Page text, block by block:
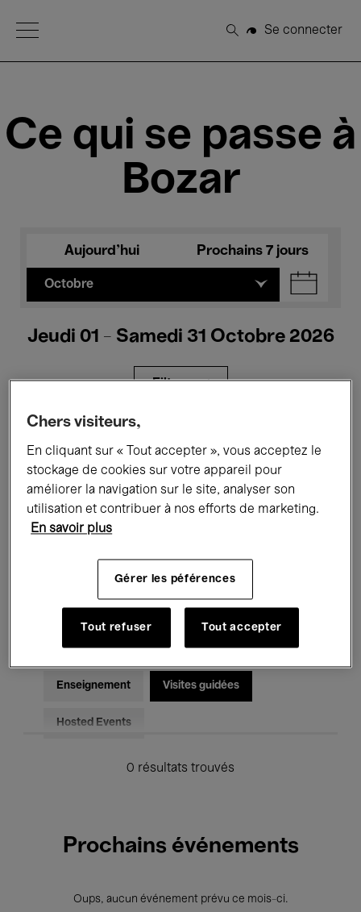
Open Menu
Rechercher
Se connecter
Ce qui se passe à
Bozar
Aujourd'hui Prochains 7 jours
Octobre
Jeudi 01 - Samedi 31 Octobre 2026
Filtres
Expositions Films Performances
Rencontres & Débats Jazz
Musique électronique
Pour tous Kids’ Palace
Enseignement Visites guidées
Hosted Events
0 résultats trouvés
Prochains événements
Oups, aucun événement prévu ce mois-ci.
Chers visiteurs,
En cliquant sur « Tout accepter », vous acceptez le
stockage de cookies sur votre appareil pour
améliorer la navigation sur le site, analyser son
utilisation et contribuer à nos efforts de marketing.
En savoir plus
Gérer les péférences
Tout refuser Tout accepter